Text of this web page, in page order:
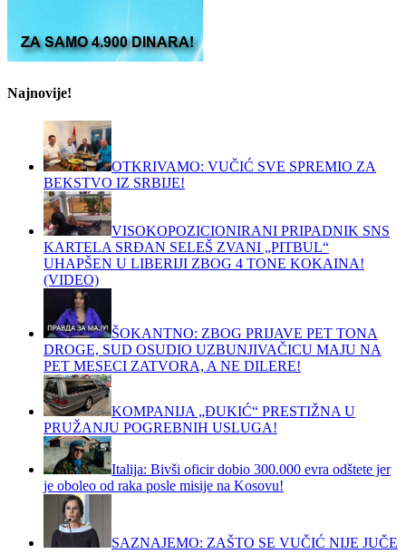
Najnovije!
OTKRIVAMO: VUČIĆ SVE SPREMIO ZA
BEKSTVO IZ SRBIJE!
VISOKOPOZICIONIRANI PRIPADNIK SNS
KARTELA SRĐAN SELEŠ ZVANI „PITBUL“
UHAPŠEN U LIBERIJI ZBOG 4 TONE KOKAINA!
(VIDEO)
ŠOKANTNO: ZBOG PRIJAVE PET TONA
DROGE, SUD OSUDIO UZBUNJIVAČICU MAJU NA
PET MESECI ZATVORA, A NE DILERE!
KOMPANIJA „ĐUKIĆ“ PRESTIŽNA U
PRUŽANJU POGREBNIH USLUGA!
Italija: Bivši oficir dobio 300.000 evra odštete jer
je oboleo od raka posle misije na Kosovu!
SAZNAJEMO: ZAŠTO SE VUČIĆ NIJE JUČE